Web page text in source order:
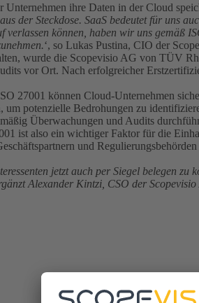
ihre Daten in der Cloud
der Steckdose. SaaS bedeutet für
können, haben wir uns gemäß
‘, so Lukas Pustina, CIO der
wurde die Scopevisio AG von TÜV
vor Ort. Nach erfolgreicher
27001 können Cloud-Unternehmen
potenzielle Bedrohungen zu
Überwachungen und Audits
ist also ein wichtiger Faktor für die
und
jetzt auch per Siegel belegen
Alexander Kintzi, CSO der Scopevisio